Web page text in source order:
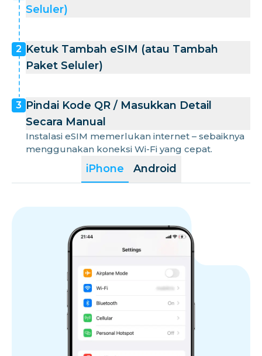
iPhone Android
Seluler)
2 Ketuk Tambah eSIM (atau Tambah
Paket Seluler)
3 Pindai Kode QR / Masukkan Detail
Secara Manual
Instalasi eSIM memerlukan internet – sebaiknya
menggunakan koneksi Wi-Fi yang cepat.